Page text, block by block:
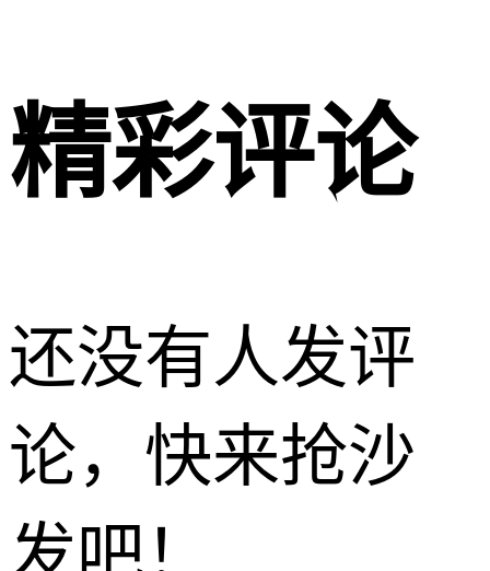
精彩评论
还没有人发评
论，快来抢沙
发吧！